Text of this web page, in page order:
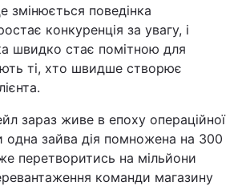
змінюється поведінка
конкуренція за увагу, і
швидко стає помітною для
ті, хто швидше створює
зараз живе в епоху операційної
одна зайва дія помножена на 300
перетворитись на мільйони
команди магазину